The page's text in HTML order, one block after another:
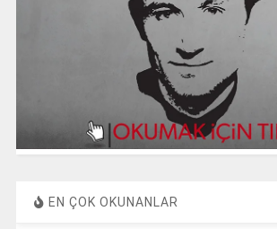
EN ÇOK OKUNANLAR